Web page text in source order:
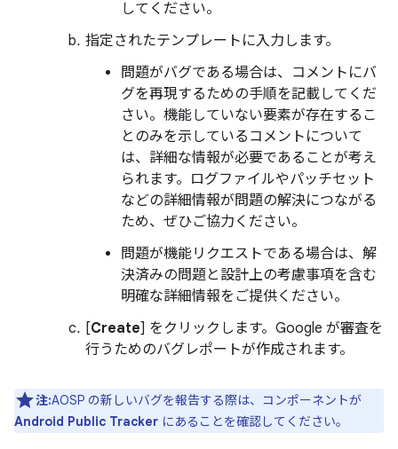
してください。
指定されたテンプレートに入力します。
問題がバグである場合は、コメントにバ
グを再現するための手順を記載してくだ
さい。機能していない要素が存在するこ
とのみを示しているコメントについて
は、詳細な情報が必要であることが考え
られます。ログファイルやパッチセット
などの詳細情報が問題の解決につながる
ため、ぜひご協力ください。
問題が機能リクエストである場合は、解
決済みの問題と設計上の考慮事項を含む
明確な詳細情報をご提供ください。
[Create] をクリックします。Google が審査を
行うためのバグレポートが作成されます。
注:AOSP の新しいバグを報告する際は、コンポーネントが
Android Public Tracker にあることを確認してください。